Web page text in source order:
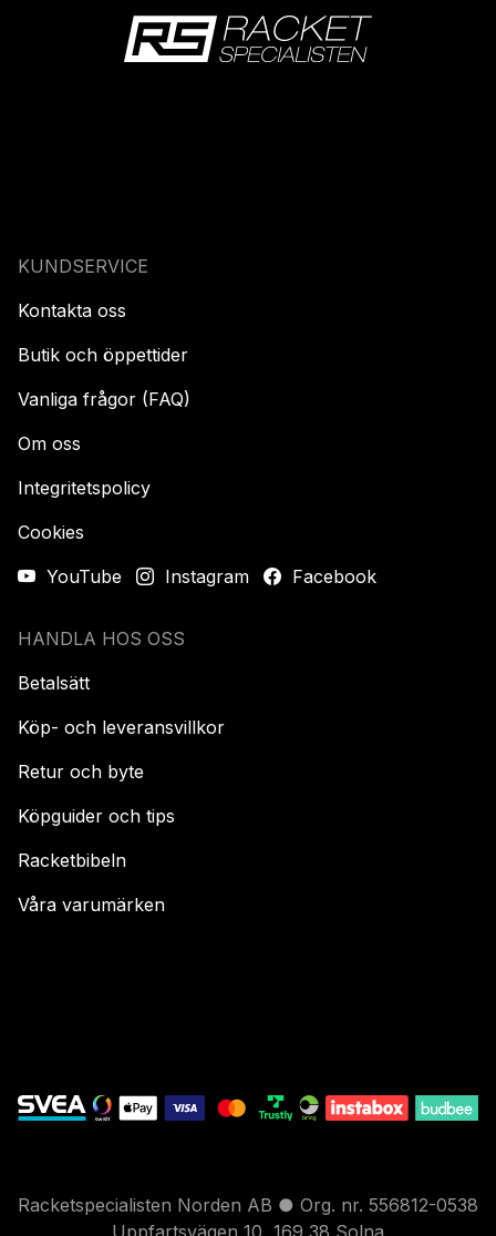
KUNDSERVICE
Kontakta oss
Butik och öppettider
Vanliga frågor (FAQ)
Om oss
Integritetspolicy
Cookies
YouTube
Instagram Facebook
HANDLA HOS OSS
Betalsätt
Köp- och leveransvillkor
Retur och byte
Köpguider och tips
Racketbibeln
Våra varumärken
Racketspecialisten Norden AB ● Org. nr. 556812-0538
Uppfartsvägen 10, 169 38 Solna